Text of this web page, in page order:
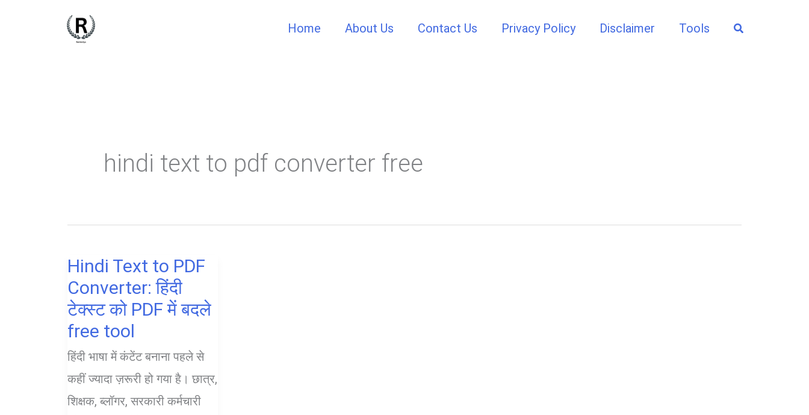
Home About Us Contact Us Privacy Policy Disclaimer Tools Search
hindi text to pdf converter free
Hindi Text to PDF
Converter: हिंदी
टेक्स्ट को PDF में बदले
free tool
हिंदी भाषा में कंटेंट बनाना पहले से
कहीं ज्यादा ज़रूरी हो गया है। छात्र,
शिक्षक, ब्लॉगर, सरकारी कर्मचारी